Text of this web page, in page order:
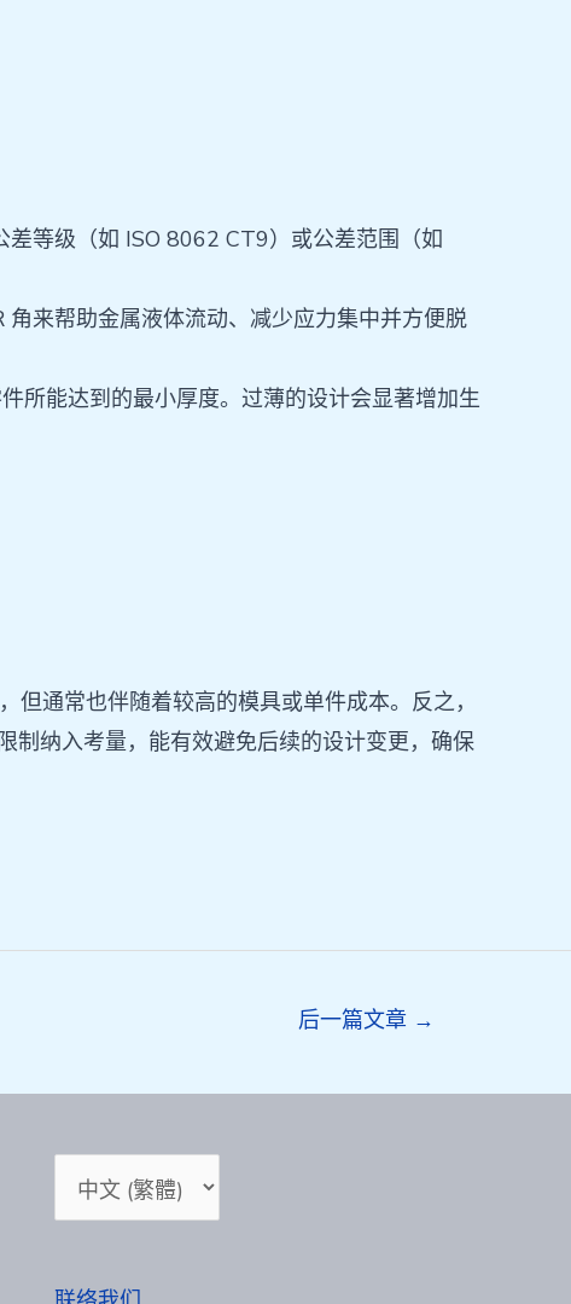
等级（如 ISO 8062 CT9）或公差范围（如
来帮助金属液体流动、减少应力集中并方便脱
所能达到的最小厚度。过薄的设计会显著增加生
通常也伴随着较高的模具或单件成本。反之，
制纳入考量，能有效避免后续的设计变更，确保
后一篇文章 →
言